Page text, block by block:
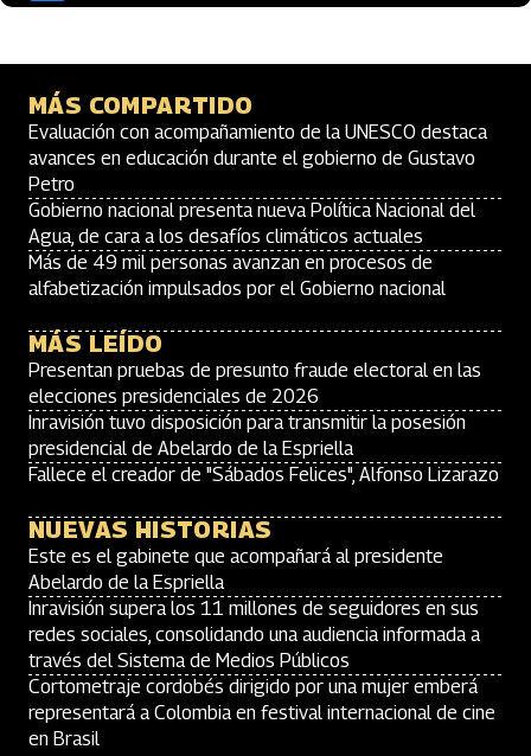
MÁS COMPARTIDO
Evaluación con acompañamiento de la UNESCO destaca
avances en educación durante el gobierno de Gustavo
Petro
Gobierno nacional presenta nueva Política Nacional del
Agua, de cara a los desafíos climáticos actuales
Más de 49 mil personas avanzan en procesos de
alfabetización impulsados por el Gobierno nacional
MÁS LEÍDO
Presentan pruebas de presunto fraude electoral en las
elecciones presidenciales de 2026
Inravisión tuvo disposición para transmitir la posesión
presidencial de Abelardo de la Espriella
Fallece el creador de "Sábados Felices", Alfonso Lizarazo
NUEVAS HISTORIAS
Este es el gabinete que acompañará al presidente
Abelardo de la Espriella
Inravisión supera los 11 millones de seguidores en sus
redes sociales, consolidando una audiencia informada a
través del Sistema de Medios Públicos
Cortometraje cordobés dirigido por una mujer emberá
representará a Colombia en festival internacional de cine
en Brasil